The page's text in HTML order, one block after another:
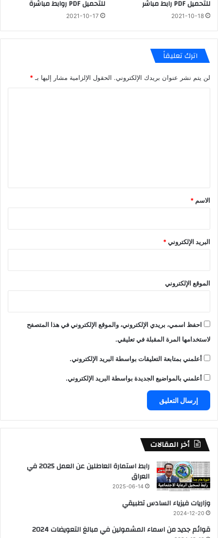
للتحميل PDF رابط مباشر
2021-10-18
للتحميل PDF روابط مباشرة
2021-10-17
اترك تعليقاً
لن يتم نشر عنوان بريدك الإلكتروني. الحقول الإلزامية مشار إليها بـ *
*
الاسم *
البريد الإلكتروني*
الموقع الإلكتروني
احفظ اسمي، بريدي الإلكتروني، والموقع الإلكتروني في هذا المتصفح
لاستخدامها المرة المقبلة في تعليقي.
أعلمني بمتابعة التعليقات بواسطة البريد الإلكتروني.
أعلمني بالمواضيع الجديدة بواسطة البريد الإلكتروني.
أخر المقالات
رابط استمارة العاطلين عن العمل 2025 في
العراق
2025-06-14
وزاريات فيزياء السادس تطبيقي
2024-12-20
قوائم جديد من اسماء المشمولين في مبالغ التعويضات 2024